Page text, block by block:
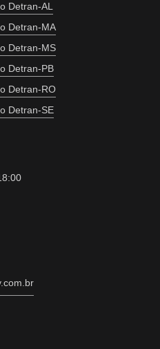
Detran-AL
Detran-MA
Detran-MS
Detran-PB
Detran-RO
Detran-SE